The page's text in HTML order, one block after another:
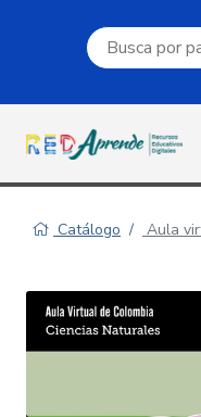
Campo de
Catálogo Aula